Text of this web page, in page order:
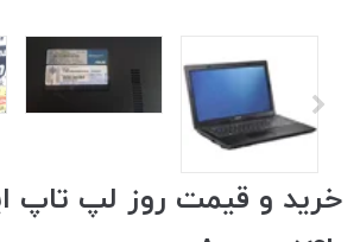
خرید و قیمت روز لپ